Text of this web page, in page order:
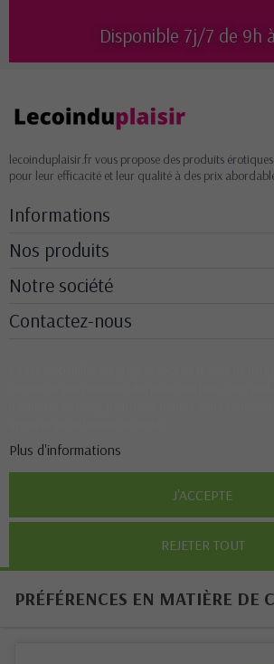
Disponible 7j/7 de 9h
lecoinduplaisir.fr vous propose des produits érotiques
pour leur efficacité et leur qualité à des prix
Informations
Nos produits
Notre société
Contactez-nous
Plus d'informations
REJETER TOUT
J'ACCEPTE
PRÉFÉRENCES EN MATIÈRE DE